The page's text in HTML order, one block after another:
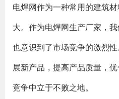
电焊网作为一种常用的建筑
大。作为电焊网生产厂家，
也意识到了市场竞争的激烈
展新产品，提高产品质量，
竞争中立于不败之地。